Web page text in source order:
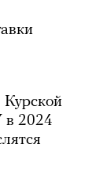
Курской
в 2024